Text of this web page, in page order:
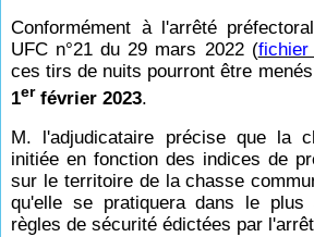
Conformément à l'arrêté
UFC n°21 du 29 mars 2022 (fichier
ces tirs de nuits pourront être menés
1erfévrier 2023.
M. l'adjudicataire précise que la
initiée en fonction des indices de
sur le territoire de la chasse
qu'elle se pratiquera dans le plus
règles de sécurité édictées par